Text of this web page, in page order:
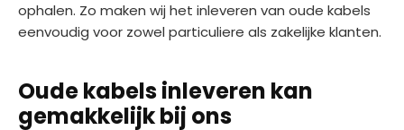
ophalen. Zo maken wij het inleveren van oude kabels
eenvoudig voor zowel particuliere als zakelijke klanten.
Oude kabels inleveren kan
gemakkelijk bij ons